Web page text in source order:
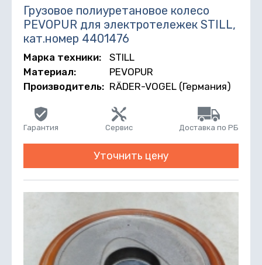
Грузовое полиуретановое колесо
PEVOPUR для электротележек STILL,
кат.номер 4401476
Марка техники:
STILL
Материал:
PEVOPUR
Производитель: RÄDER-VOGEL (Германия)
Гарантия Сервис Доставка по РБ
Уточнить цену